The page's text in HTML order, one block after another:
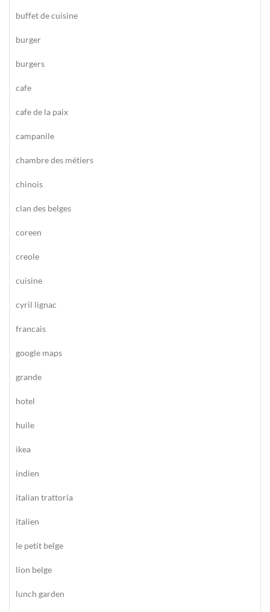
buffet de cuisine
burger
burgers
cafe
cafe de la paix
campanile
chambre des métiers
chinois
clan des belges
coreen
creole
cuisine
cyril lignac
francais
google maps
grande
hotel
huile
ikea
indien
italian trattoria
italien
le petit belge
lion belge
lunch garden